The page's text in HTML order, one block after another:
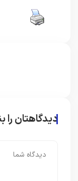
دیدگاهتان را